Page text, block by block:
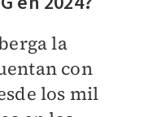
la
con
los mil